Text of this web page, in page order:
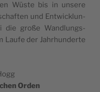
Wüste bis in unsere
und Entwick­lun­
die große Wand­lungs­
Laufe der Jahrhun­derte
Orden